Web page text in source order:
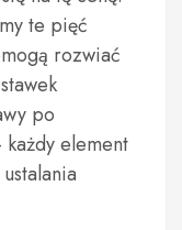
te pięć
rozwiać
po
element